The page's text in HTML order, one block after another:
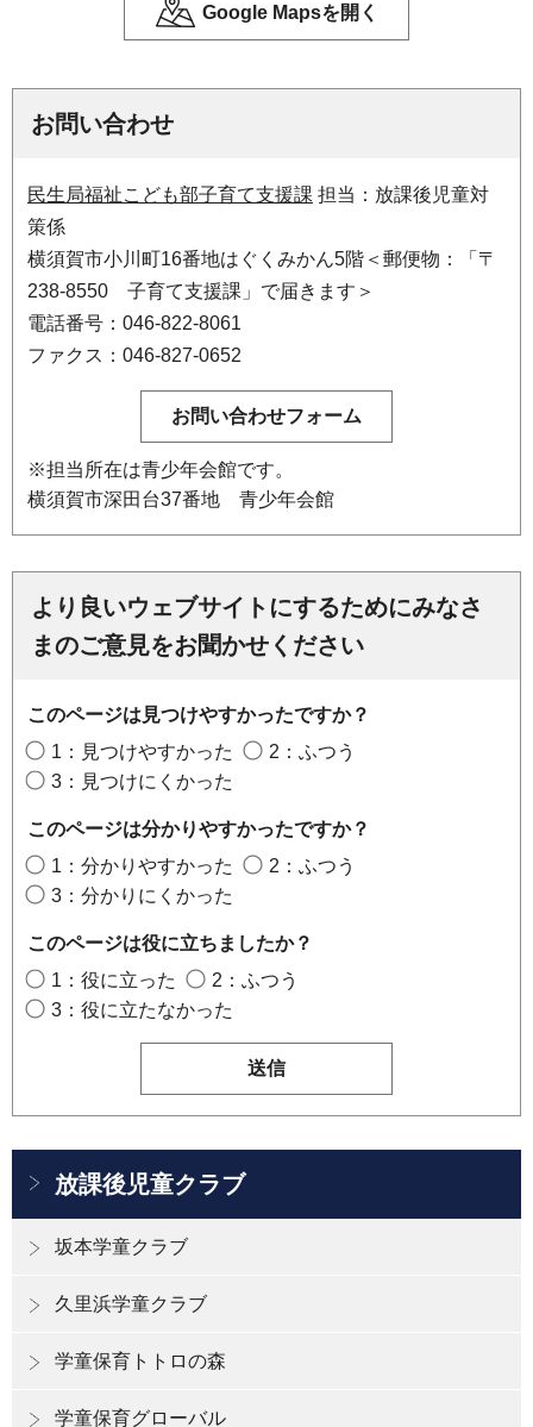
Google Mapsを開く
お問い合わせ
民生局福祉こども部子育て支援課 担当：放課後児童対
策係
横須賀市小川町16番地はぐくみかん5階＜郵便物：「〒
238-8550 子育て支援課」で届きます＞
電話番号：046-822-8061
ファクス：046-827-0652
※担当所在は青少年会館です。
横須賀市深田台37番地 青少年会館
より良いウェブサイトにするためにみなさ
まのご意見をお聞かせください
このページは見つけやすかったですか？
1：見つけやすかった
2：ふつう
3：見つけにくかった
このページは分かりやすかったですか？
1：分かりやすかった
2：ふつう
3：分かりにくかった
このページは役に立ちましたか？
1：役に立った
2：ふつう
3：役に立たなかった
放課後児童クラブ
坂本学童クラブ
久里浜学童クラブ
学童保育トトロの森
学童保育グローバル